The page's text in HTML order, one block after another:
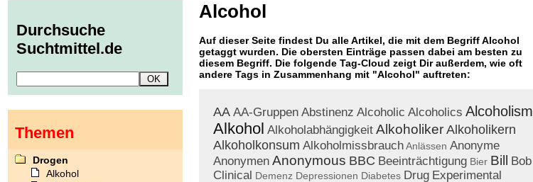
Alcohol
Auf dieser Seite findest Du alle Artikel, die mit dem BegriffAlcohol
getaggt wurden. Die obersten Einträge passen dabei am besten zu
diesem Begriff. Die folgende Tag-Cloud zeigt Dir außerdem, wie oft
andere Tags in Zusammenhang mit "Alcohol" auftreten:
AA AA-Gruppen Abstinenz Alcoholic Alcoholics Alcoholism
Alkohol Alkoholabhängigkeit Alkoholiker Alkoholikern
Alkoholkonsum AlkoholmissbrauchAnlässen Anonyme
Anonymen Anonymous BBC Beeinträchtigung Bier Bill
Bob
Clinical Demenz Depressionen Diabetes Drug Experimental
Durchsuche
Suchtmittel.de
Themen
Drogen
Alkohol